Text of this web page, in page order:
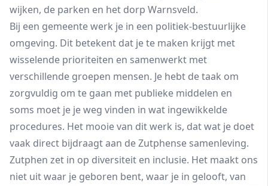
wijken, de parken en het dorp Warnsveld.
Bij een gemeente werk je in een politiek-bestuurlijke
omgeving. Dit betekent dat je te maken krijgt met
wisselende prioriteiten en samenwerkt met
verschillende groepen mensen. Je hebt de taak om
zorgvuldig om te gaan met publieke middelen en
soms moet je je weg vinden in wat ingewikkelde
procedures. Het mooie van dit werk is, dat wat je doet
vaak direct bijdraagt aan de Zutphense samenleving.
Zutphen zet in op diversiteit en inclusie. Het maakt ons
niet uit waar je geboren bent, waar je in gelooft, van